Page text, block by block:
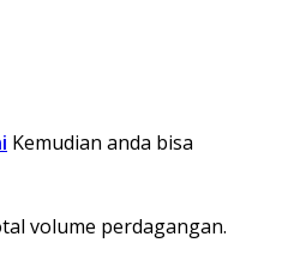
Kemudian anda bisa
volume perdagangan.